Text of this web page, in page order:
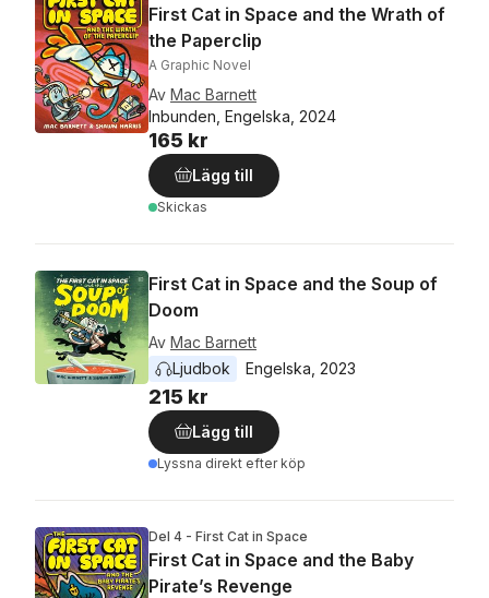
First Cat in Space and the Wrath of
the Paperclip
A Graphic Novel
Av Mac Barnett
Inbunden, Engelska, 2024
165 kr
Lägg till
Skickas
First Cat in Space and the Soup of
Doom
Av Mac Barnett
Ljudbok
Engelska 2023
215 kr
Lägg till
Lyssna direkt efter köp
Del 4 - First Cat in Space
First Cat in Space and the Baby
Pirate’s Revenge